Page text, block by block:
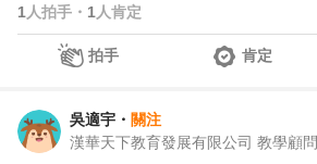
1 人拍手 ・ 1 人肯定
拍手 肯定
吳適宇 ・ 關注
漢華天下教育發展有限公司 教學顧問